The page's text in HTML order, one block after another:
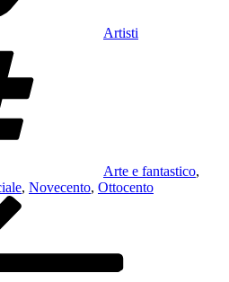
Artisti
Arte e fantastico,
, Novecento, Ottocento